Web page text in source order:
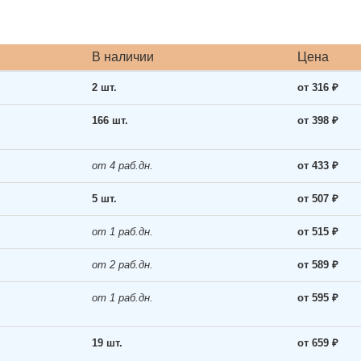
В наличии Цена
2 шт. от 316 ₽
166 шт. от 398 ₽
от 4 раб.дн. от 433 ₽
5 шт. от 507 ₽
от 1 раб.дн. от 515 ₽
от 2 раб.дн. от 589 ₽
от 1 раб.дн. от 595 ₽
19 шт. от 659 ₽